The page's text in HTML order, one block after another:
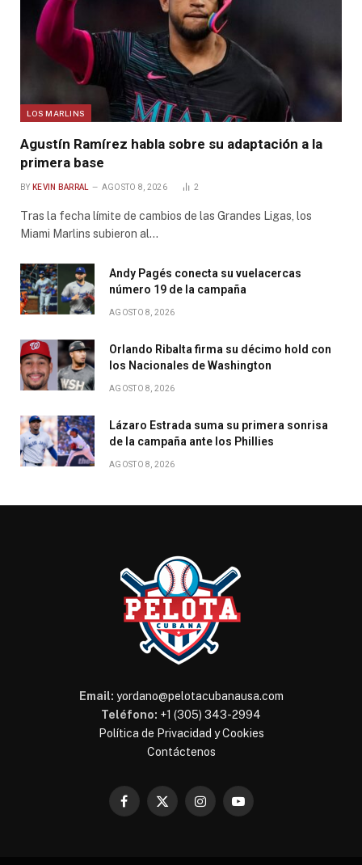
LOS MARLINS
Agustín Ramírez habla sobre su adaptación a la
primera base
BY KEVIN BARRAL AGOSTO 8, 2026 2
Tras la fecha límite de cambios de las Grandes Ligas, los
Miami Marlins subieron al…
Andy Pagés conecta su vuelacercas
número 19 de la campaña
AGOSTO 8, 2026
Orlando Ribalta firma su décimo hold con
los Nacionales de Washington
AGOSTO 8, 2026
Lázaro Estrada suma su primera sonrisa
de la campaña ante los Phillies
AGOSTO 8, 2026
Email: yordano@pelotacubanausa.com
Teléfono: +1 (305) 343-2994
Política de Privacidad y Cookies
Contáctenos
Facebook
X
InstagramYouTube